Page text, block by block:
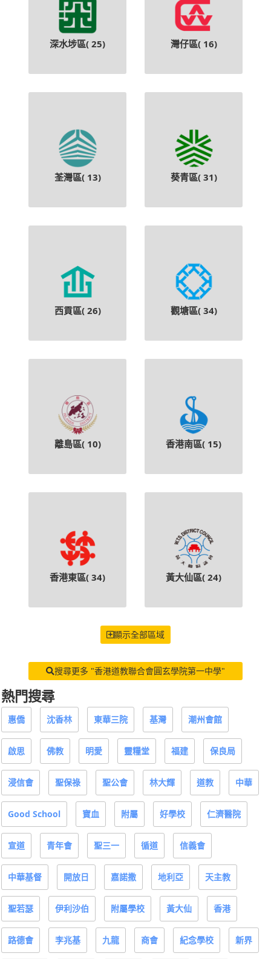
深水埗區( 25) 灣仔區( 16)
荃灣區( 13) 葵青區( 31)
西貢區( 26) 觀塘區( 34)
離島區( 10) 香港南區( 15)
香港東區( 34) 黃大仙區( 24)
顯示全部區域
搜尋更多 "香港道教聯合會圓玄學院第一中學"
熱門搜尋
惠僑 沈香林 東華三院 基灣 潮州會館
啟思 佛教 明愛 靈糧堂 福建 保良局
浸信會 聖保祿 聖公會 林大輝 道教 中華
Good School 寶血 附屬 好學校 仁濟醫院
宣道 青年會 聖三一 循道 信義會
中華基督 開放日 嘉諾撒 地利亞 天主教
聖若瑟 伊利沙伯 附屬學校 黃大仙 香港
路德會 李兆基 九龍 商會 紀念學校 新界